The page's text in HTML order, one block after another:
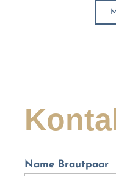
Name Brautpaar